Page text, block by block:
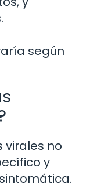
según
virales no
y